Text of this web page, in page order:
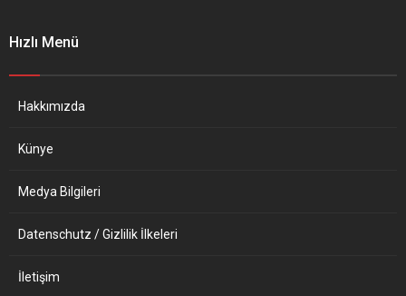
kadar tehlikeli olarak
Hızlı Menü
Hakkımızda
Künye
Medya Bilgileri
Datenschutz / Gizlilik İlkeleri
İletişim